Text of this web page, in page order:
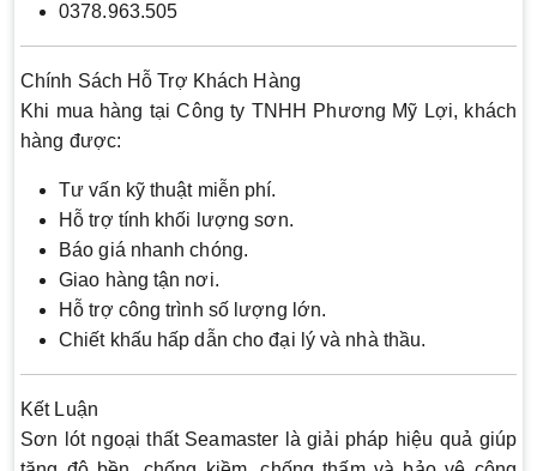
0378.963.505
Chính Sách Hỗ Trợ Khách Hàng
Khi mua hàng tại Công ty TNHH Phương Mỹ Lợi, khách
hàng được:
Tư vấn kỹ thuật miễn phí.
Hỗ trợ tính khối lượng sơn.
Báo giá nhanh chóng.
Giao hàng tận nơi.
Hỗ trợ công trình số lượng lớn.
Chiết khấu hấp dẫn cho đại lý và nhà thầu.
Kết Luận
Sơn lót ngoại thất Seamaster là giải pháp hiệu quả giúp